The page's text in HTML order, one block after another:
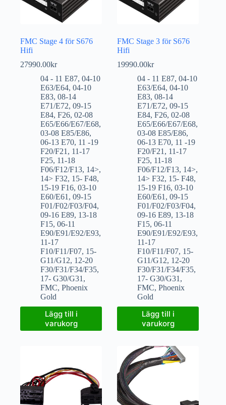
FMC Stage 4 för S676
Hifi
27990.00kr
04 - 11 E87, 04-10
E63/E64, 04-10
E83, 08-14
E71/E72, 09-15
E84, F26, 02-08
E65/E66/E67/E68,
03-08 E85/E86,
06-13 E70, 11 -19
F20/F21 , 11-17
F25, 11-18
F06/F12/F13, 14>,
14> F32, 15- F48,
15-19 F16, 03-10
E60/E61 , 09-15
F01/F02/F03/F04,
09-16 E89, 13-18
F15, 06-11
E90/E91/E92/E93,
11-17
F10/F11/F07, 15-
G11/G12, 12-20
F30/F31/F34/F35,
17- G30/G31 ,
FMC, Phoenix
Gold
Lägg till i
varukorg
FMC Stage 3 för S676
Hifi
19990.00kr
04 - 11 E87,04-10
E63/E64,04-10
E83,08-14
E71/E72,09-15
E84,F26,02-08
E65/E66/E67/E68,
03-08 E85/E86,
06-13 E70, 11 -19
F20/F21 , 11-17
F25, 11-18
F06/F12/F13, 14>,
14> F32, 15- F48,
15-19 F16,03-10
E60/E61 ,09-15
F01/F02/F03/F04,
09-16 E89, 13-18
F15,06-11
E90/E91/E92/E93,
11-17
F10/F11/F07, 15-
G11/G12, 12-20
F30/F31/F34/F35,
17- G30/G31 ,
FMC,Phoenix
Gold
Lägg till i
varukorg